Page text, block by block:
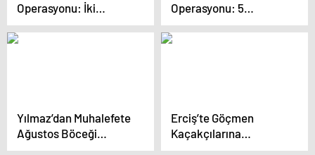
Operasyonu: İki
Şüpheli Yakalandı, Bir
Kişi Tutuklandı
Operasyonu: 5
Tutuklama
Yılmaz’dan Muhalefete
Ağustos Böceği
Benzetmesi
Erciş’te Göçmen
Kaçakçılarına
Operasyon